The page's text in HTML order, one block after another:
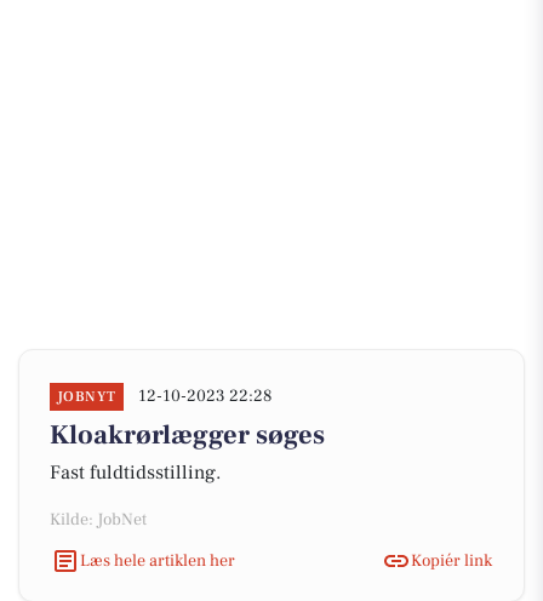
JOBNYT 12-10-2023 22:28
Kloakrørlægger søges
Fast fuldtidsstilling.
Kilde: JobNet
Læs hele artiklen her
Kopiér link